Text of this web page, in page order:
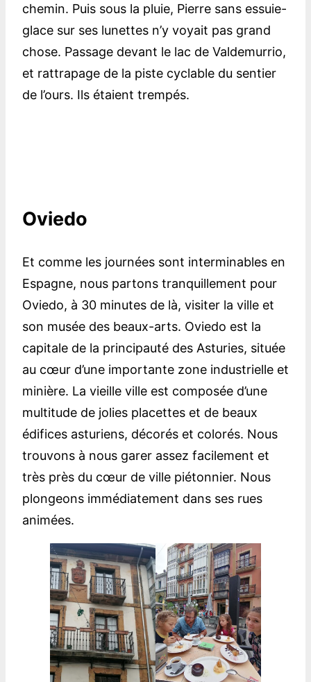
chemin. Puis sous la pluie, Pierre sans essuie-
glace sur ses lunettes n’y voyait pas grand
chose. Passage devant le lac de Valdemurrio,
et rattrapage de la piste cyclable du sentier
de l’ours. Ils étaient trempés.
Oviedo
Et comme les journées sont interminables en
Espagne, nous partons tranquillement pour
Oviedo, à 30 minutes de là, visiter la ville et
son musée des beaux-arts. Oviedo est la
capitale de la principauté des Asturies, située
au cœur d’une importante zone industrielle et
minière. La vieille ville est composée d’une
multitude de jolies placettes et de beaux
édifices asturiens, décorés et colorés. Nous
trouvons à nous garer assez facilement et
très près du cœur de ville piétonnier. Nous
plongeons immédiatement dans ses rues
animées.